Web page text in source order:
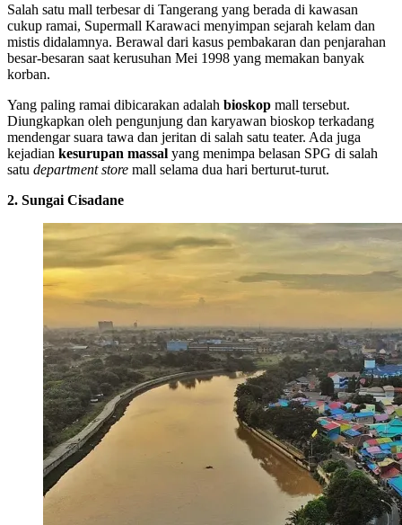
Salah satu mall terbesar di Tangerang yang berada di kawasan
cukup ramai, Supermall Karawaci menyimpan sejarah kelam dan
mistis didalamnya. Berawal dari kasus pembakaran dan penjarahan
besar-besaran saat kerusuhan Mei 1998 yang memakan banyak
korban.
Yang paling ramai dibicarakan adalah bioskop mall tersebut.
Diungkapkan oleh pengunjung dan karyawan bioskop terkadang
mendengar suara tawa dan jeritan di salah satu teater. Ada juga
kejadian kesurupan massal yang menimpa belasan SPG di salah
satu department store mall selama dua hari berturut-turut.
2. Sungai Cisadane